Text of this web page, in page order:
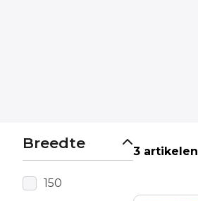
Breedte
150
3 artikelen